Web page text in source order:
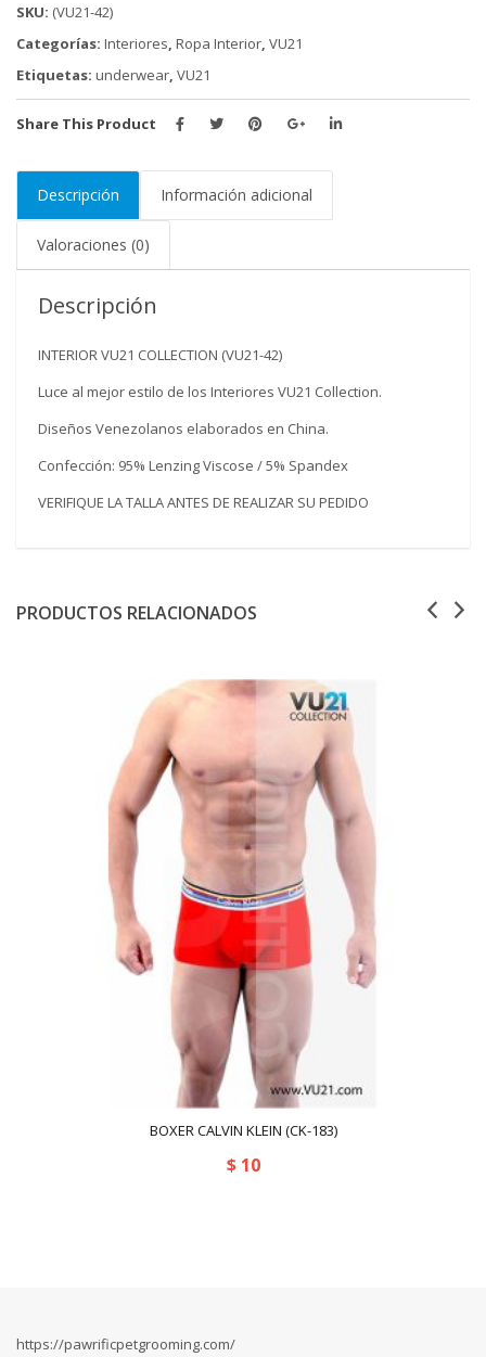
SKU: (VU21-42)
Categorías: Interiores, Ropa Interior, VU21
Etiquetas: underwear, VU21
Share This Product
Descripción Información adicional
Valoraciones (0)
Descripción
INTERIOR VU21 COLLECTION (VU21-42)
Luce al mejor estilo de los Interiores VU21 Collection.
Diseños Venezolanos elaborados en China.
Confección: 95% Lenzing Viscose / 5% Spandex
VERIFIQUE LA TALLA ANTES DE REALIZAR SU PEDIDO
PRODUCTOS RELACIONADOS
BOXER CALVIN KLEIN (CK-183)
$10
https://pawrificpetgrooming.com/